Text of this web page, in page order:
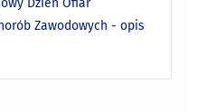
Dzień Ofiar
Zawodowych - opis